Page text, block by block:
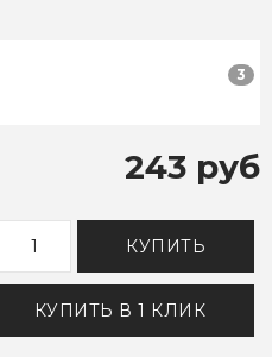
3
243 руб
КУПИТЬ
КУПИТЬ В 1 КЛИК